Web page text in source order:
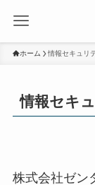
ホーム 情報セキュリ
情報セキ
株式会社ゼン